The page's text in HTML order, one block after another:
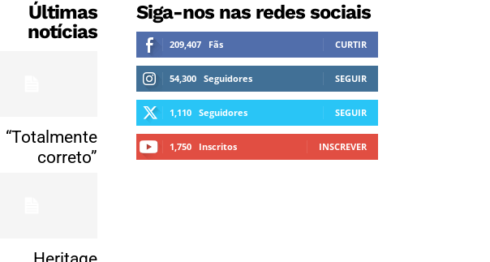
Últimas
notícias
“Totalmente
correto”
Siga-nos nas redes sociais
209,407 Fãs CURTIR
54,300 Seguidores SEGUIR
1,110 Seguidores SEGUIR
1,750 Inscritos INSCREVER